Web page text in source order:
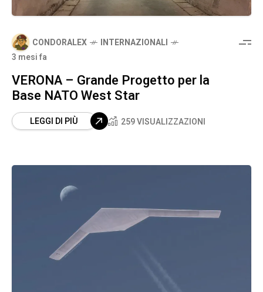
CONDORALEX
INTERNAZIONALI
3 mesi fa
VERONA – Grande Progetto per la
Base NATO West Star
LEGGI DI PIÙ 259 VISUALIZZAZIONI